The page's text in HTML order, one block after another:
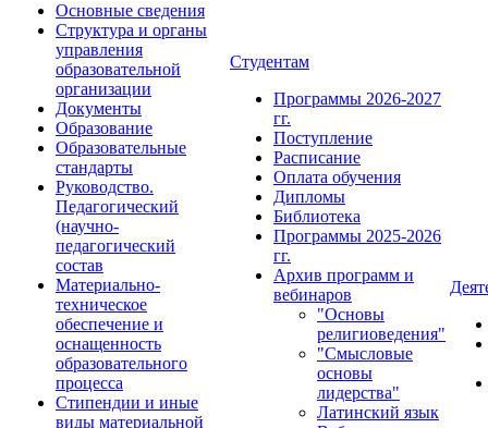
Основные сведения
Структура и органы
управления
образовательной
организации
Документы
Образование
Образовательные
стандарты
Руководство.
Педагогический
(научно-
педагогический
состав
Материально-
техническое
обеспечение и
оснащенность
образовательного
процесса
Стипендии и иные
виды материальной
Студентам
Программы 2026-2027
гг.
Поступление
Расписание
Оплата обучения
Дипломы
Библиотека
Программы 2025-2026
гг.
Архив программ и
вебинаров
"Основы
религиоведения"
"Смысловые
основы
лидерства"
Латинский язык